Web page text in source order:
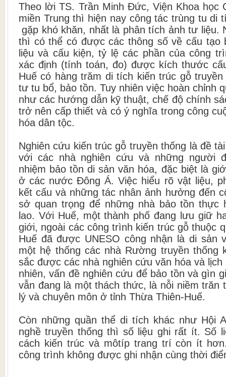
Theo lời TS. Trần Minh Đức, Viện Khoa học
miền Trung thì hiện nay công tác trùng tu di
gặp khó khăn, nhất là phân tích ảnh tư liệu.
thì có thể có được các thông số về cấu tạo
liệu và cấu kiện, tỷ lệ các phần của công
xác định (tính toán, đo) được kích thước
Huế có hàng trăm di tích kiến trúc gỗ
tư tu bổ, bảo tồn. Tuy nhiên việc hoàn chỉnh
như các hướng dẫn kỹ thuật, chế độ chính
trở nên cấp thiết và có ý nghĩa trong công
hóa dân tộc.
Nghiên cứu kiến trúc gỗ truyền thống là đề
với các nhà nghiên cứu và những người
nhiệm bảo tồn di sản văn hóa, đặc biệt là
ở các nước Đông Á. Việc hiểu rõ vật liệu,
kết cấu và những tác nhân ảnh hưởng đến
sở quan trọng để những nhà bảo tồn thực
lao. Với Huế, một thành phố đang lưu giữ
giới, ngoài các công trình kiến trúc gỗ thuộc
Huế đã được UNESO công nhận là di sản
một hệ thống các nhà Rường truyền thống
sắc được các nhà nghiên cứu văn hóa và
nhiên, vấn đề nghiên cứu để bảo tồn và gìn
vẫn đang là một thách thức, là nỗi niềm trăn
lý và chuyên môn ở tỉnh Thừa Thiên-Huế.
Còn những quần thể di tích khác như Hội
nghề truyền thống thì số liệu ghi rất ít. Số
cách kiến trúc và môtíp trang trí còn ít
công trình không được ghi nhận cùng thời